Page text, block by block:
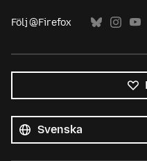
Följ @Firefox
språk
Språk